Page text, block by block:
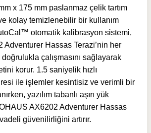
x 175 mm paslanmaz çelik tartım
kolay temizlenebilir bir kullanım
otomatik kalibrasyon sistemi,
Adventurer Hassas Terazi’nin her
çalışmasını sağlayarak
korur. 1.5 saniyelik hızlı
ile işlemler kesintisiz ve verimli bir
yazılım tabanlı aşırı yük
AX6202 Adventurer Hassas
güvenilirliğini artırır.